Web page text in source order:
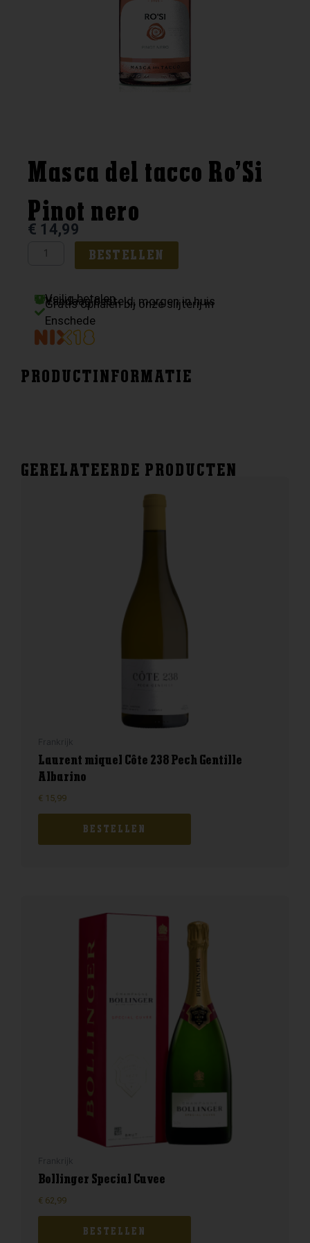
Masca del tacco Ro’Si
Pinot nero
€ 14,99
Masca
Ro'Si
Pinot
nero
aantal
BESTELLEN
Veilig betalen
Vandaag besteld, morgen in huis
Gratis ophalen bij onze slijterij in
Enschede
PRODUCTINFORMATIE
GERELATEERDE PRODUCTEN
Laurent miquel Côte 238 Pech Gentille
Albarino
€ 15,99
BESTELLEN
Bollinger Special Cuvee
€ 62,99
BESTELLEN